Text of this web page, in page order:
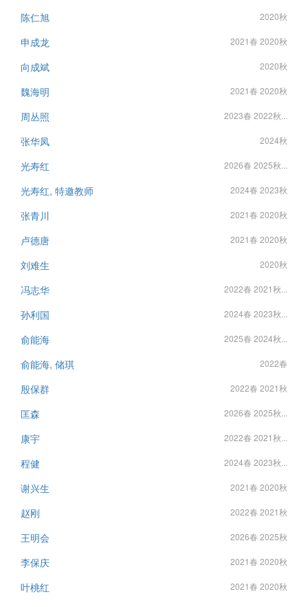
陈仁旭 2020秋
申成龙 2021春 2020秋
向成斌 2020秋
魏海明 2021春 2020秋
周丛照 2023春 2022秋...
张华凤 2024秋
光寿红 2026春 2025秋...
光寿红, 特邀教师 2024春 2023秋
张青川 2021春 2020秋
卢德唐 2021春 2020秋
刘难生 2020秋
冯志华 2022春 2021秋...
孙利国 2024春 2023秋...
俞能海 2025春 2024秋...
俞能海, 储琪 2022春
殷保群 2022春 2021秋
匡森 2026春 2025秋...
康宇 2022春 2021秋...
程健 2024春 2023秋...
谢兴生 2021春 2020秋
赵刚 2022春 2021秋
王明会 2026春 2025秋
李保庆 2021春 2020秋
叶桃红 2021春 2020秋